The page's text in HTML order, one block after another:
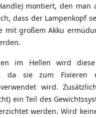
montiert, den man
dass der Lampenkopf
mit großem Akku
im Hellen wird diese
da sie zum Fixieren
verwendet wird.
ein Teil des
werden. Wird